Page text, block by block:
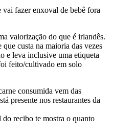
vai fazer enxoval de bebê fora
valorização do que é irlandês.
custa na maioria das vezes
e leva inclusive uma etiqueta
feito/cultivado em solo
consumida vem das
presente nos restaurantes da
recibo te mostra o quanto